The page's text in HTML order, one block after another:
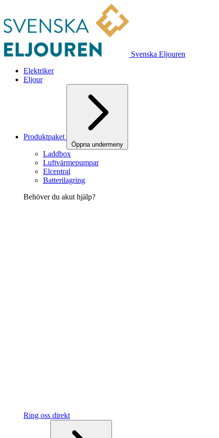
Svenska Eljouren
Elektriker
Eljour
Produktpaket
Öppna undermeny
Laddbox
Luftvärmepumpar
Elcentral
Batterilagring
Behöver du akut hjälp?
Ring oss direkt